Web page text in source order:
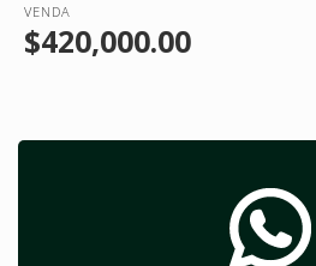
VENDA
$420,000.00